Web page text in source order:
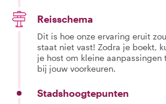
Reisschema
Dit is hoe onze ervaring eruit
staat niet vast! Zodra je boekt,
je host om kleine
bij jouw voorkeuren.
Stadshoogtepunten